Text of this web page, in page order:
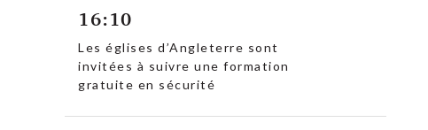
16:10
Les églises d’Angleterre sont
invitées à suivre une formation
gratuite en sécurité